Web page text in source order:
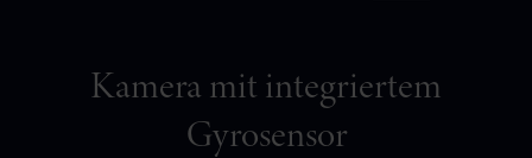
Kamera mit integriertem
Gyrosensor